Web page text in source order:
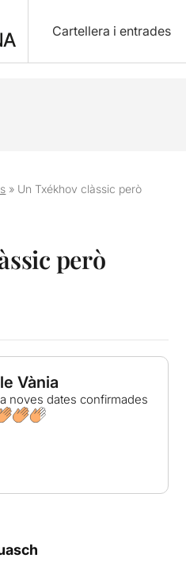
Cartellera i entrades
» Un Txékhov clàssic però
però
Vània
noves dates confirmades